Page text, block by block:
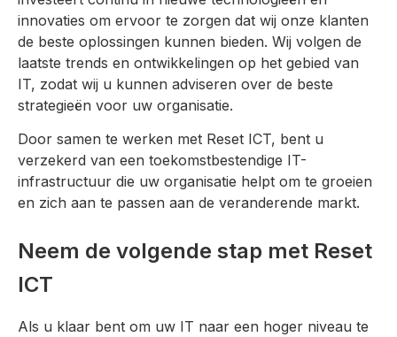
innovaties om ervoor te zorgen dat wij onze klanten
de beste oplossingen kunnen bieden. Wij volgen de
laatste trends en ontwikkelingen op het gebied van
IT, zodat wij u kunnen adviseren over de beste
strategieën voor uw organisatie.
Door samen te werken met Reset ICT, bent u
verzekerd van een toekomstbestendige IT-
infrastructuur die uw organisatie helpt om te groeien
en zich aan te passen aan de veranderende markt.
Neem de volgende stap met Reset
ICT
Als u klaar bent om uw IT naar een hoger niveau te